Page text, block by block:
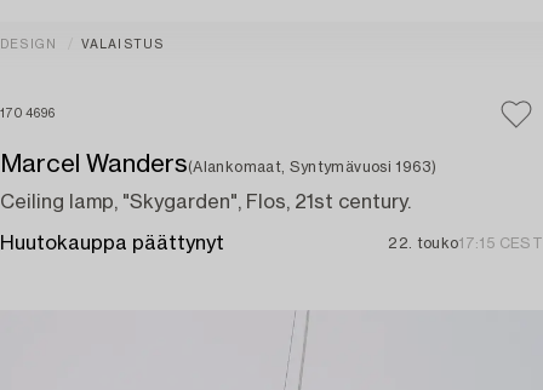
DESIGN VALAISTUS
1704696
Marcel Wanders(Alankomaat, Syntymävuosi 1963)
Ceiling lamp, "Skygarden", Flos, 21st century.
Huutokauppa päättynyt 22. touko17:15 CEST